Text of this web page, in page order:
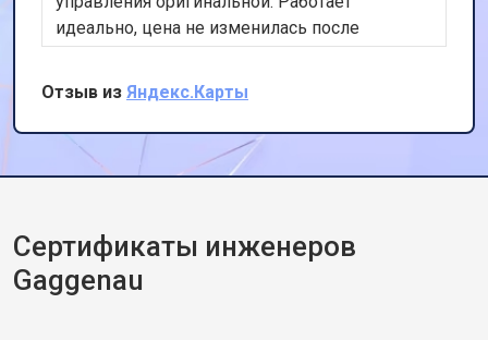
идеально, цена не изменилась после
осмотра. Очень доволен скоростью и
качеством.
Отзыв из Яндекс.Карты
Сертификаты инженеров
Gaggenau